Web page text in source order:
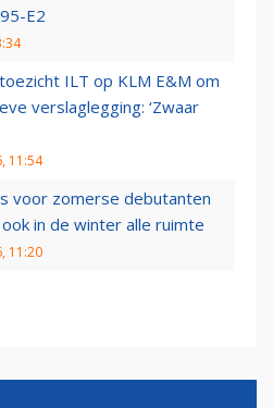
E2
ILT op KLM E&M om
verslaglegging: ‘Zwaar
11:54
voor zomerse debutanten
ook in de winter alle ruimte
11:20